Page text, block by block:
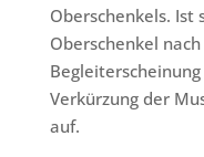
Oberschenkels. Ist
Oberschenkel
Verkürzung der
auf.